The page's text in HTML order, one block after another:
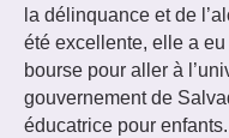
la délinquance et de
été excellente, elle a
bourse pour aller à
gouvernement de
éducatrice pour